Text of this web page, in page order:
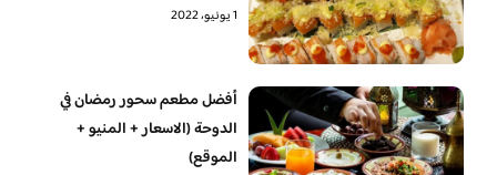
1 يونيو، 2022
أفضل مطعم سحور رمضان في
الدوحة (الاسعار + المنيو +
الموقع)